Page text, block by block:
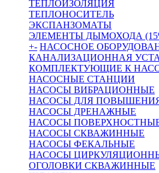
ТЕПЛОИЗОЛЯЦИЯ
ТЕПЛОНОСИТЕЛЬ
ЭКСПАНЗОМАТЫ
ЭЛЕМЕНТЫ ДЫМОХОДА
+- НАСОСНОЕ
КАНАЛИЗАЦИОННАЯ
КОМПЛЕКТУЮЩИЕ К
НАСОСНЫЕ СТАНЦИИ
НАСОСЫ ВИБРАЦИОННЫЕ
НАСОСЫ ДЛЯ
НАСОСЫ ДРЕНАЖНЫЕ
НАСОСЫ
НАСОСЫ СКВАЖИННЫЕ
НАСОСЫ ФЕКАЛЬНЫЕ
НАСОСЫ
ОГОЛОВКИ СКВАЖИННЫЕ